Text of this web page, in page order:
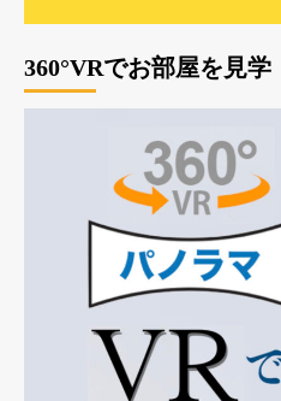
360°VRでお部屋を見学